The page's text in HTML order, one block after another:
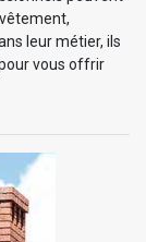
leur métier, ils
vous offrir